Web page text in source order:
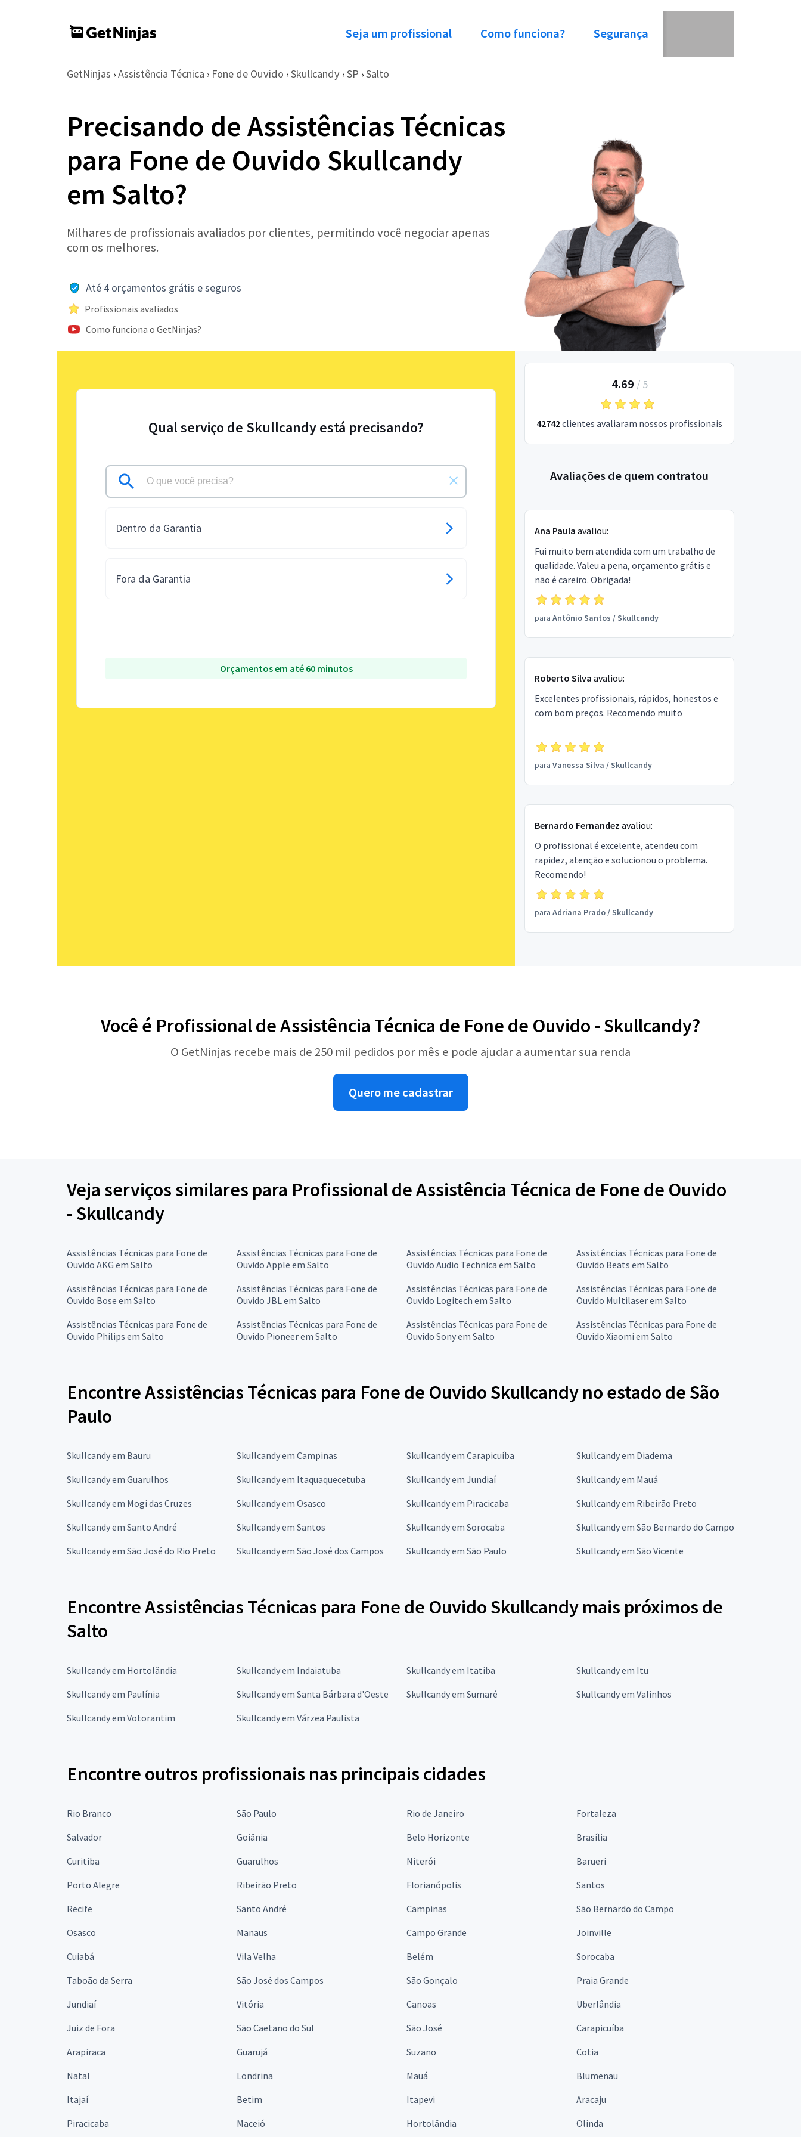
Seja um profissional Como funciona? Segurança
GetNinjas › Assistência Técnica › Fone de Ouvido › Skullcandy › SP › Salto
Precisando de Assistências Técnicas
para Fone de Ouvido Skullcandy
em Salto?
Milhares de profissionais avaliados por clientes, permitindo você negociar apenas
com os melhores.
Até 4 orçamentos grátis e seguros
Profissionais avaliados
Como funciona o GetNinjas?
Qual serviço de Skullcandy está precisando?
Dentro da Garantia
Fora da Garantia
Orçamentos em até 60 minutos
4.69 / 5
42742clientes avaliaram nossos profissionais
Avaliações de quem contratou
Ana Paula avaliou:
Fui muito bem atendida com um trabalho de
qualidade. Valeu a pena, orçamento grátis e
não é careiro. Obrigada!
para Antônio Santos /Skullcandy
Roberto Silva avaliou:
Excelentes profissionais, rápidos, honestos e
com bom preços. Recomendo muito
para Vanessa Silva /Skullcandy
Bernardo Fernandez avaliou:
O profissional é excelente, atendeu com
rapidez, atenção e solucionou o problema.
Recomendo!
para Adriana Prado/Skullcandy
Você é Profissional de Assistência Técnica de Fone de Ouvido - Skullcandy?
O GetNinjas recebe mais de 250 mil pedidos por mês e pode ajudar a aumentar sua renda
Quero me cadastrar
Veja serviços similares para Profissional de Assistência Técnica de Fone de Ouvido
- Skullcandy
Assistências Técnicas para Fone de
Ouvido AKG em Salto
Assistências Técnicas para Fone de
Ouvido Apple em Salto
Assistências Técnicas para Fone de
Ouvido Audio Technica em Salto
Assistências Técnicas para Fone de
Ouvido Beats em Salto
Assistências Técnicas para Fone de
Ouvido Bose em Salto
Assistências Técnicas para Fone de
Ouvido JBL em Salto
Assistências Técnicas para Fone de
Ouvido Logitech em Salto
Assistências Técnicas para Fone de
Ouvido Multilaser em Salto
Assistências Técnicas para Fone de
Ouvido Philips em Salto
Assistências Técnicas para Fone de
Ouvido Pioneer em Salto
Assistências Técnicas para Fone de
Ouvido Sony em Salto
Assistências Técnicas para Fone de
Ouvido Xiaomi em Salto
Encontre Assistências Técnicas para Fone de Ouvido Skullcandy no estado de São
Paulo
Skullcandy em Bauru Skullcandy em Campinas Skullcandy em Carapicuíba
Skullcandy em Diadema
Skullcandy em Guarulhos
Skullcandy em Itaquaquecetuba Skullcandy em Jundiaí
Skullcandy em Mauá
Skullcandy em Mogi das Cruzes
Skullcandy em Osasco Skullcandy em Piracicaba
Skullcandy em Ribeirão Preto
Skullcandy em Santo André
Skullcandy em Santos Skullcandy em Sorocaba
Skullcandy em São Bernardo do Campo
Skullcandy em São José do Rio Preto
Skullcandy em São José dos Campos Skullcandy em São Paulo Skullcandy em São Vicente
Encontre Assistências Técnicas para Fone de Ouvido Skullcandy mais próximos de
Salto
Skullcandy em Hortolândia Skullcandy em Indaiatuba Skullcandy em Itatiba
Skullcandy em Itu
Skullcandy em Paulínia
Skullcandy em Santa Bárbara d'Oeste Skullcandy em Sumaré
Skullcandy em Valinhos
Skullcandy em Votorantim
Skullcandy em Várzea Paulista
Encontre outros profissionais nas principais cidades
Rio Branco São Paulo Rio de Janeiro
Fortaleza
Salvador
Goiânia Belo Horizonte
Brasília
Curitiba
Guarulhos Niterói
Barueri
Porto Alegre
Ribeirão Preto Florianópolis
Santos
Recife
Santo André Campinas
São Bernardo do Campo
Osasco
Manaus Campo Grande
Joinville
Cuiabá
Vila Velha Belém
Sorocaba
Taboão da Serra
São José dos Campos São Gonçalo
Praia Grande
Jundiaí
Vitória Canoas
Uberlândia
Juiz de Fora
São Caetano do Sul São José
Carapicuíba
Arapiraca
Guarujá Suzano
Cotia
Natal
Londrina Mauá
Blumenau
Itajaí
Betim Itapevi
Aracaju
Piracicaba
Maceió Hortolândia Olinda